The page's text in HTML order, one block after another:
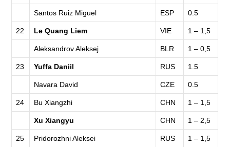
Santos Ruiz Miguel ESP 0.5
22 Le Quang Liem VIE 1 – 1,5
Aleksandrov Aleksej BLR 1 – 0,5
23 Yuffa Daniil RUS 1.5
Navara David CZE 0.5
24 Bu Xiangzhi CHN 1 – 1,5
Xu Xiangyu CHN 1 – 2,5
25 Pridorozhni Aleksei RUS 1 – 1,5